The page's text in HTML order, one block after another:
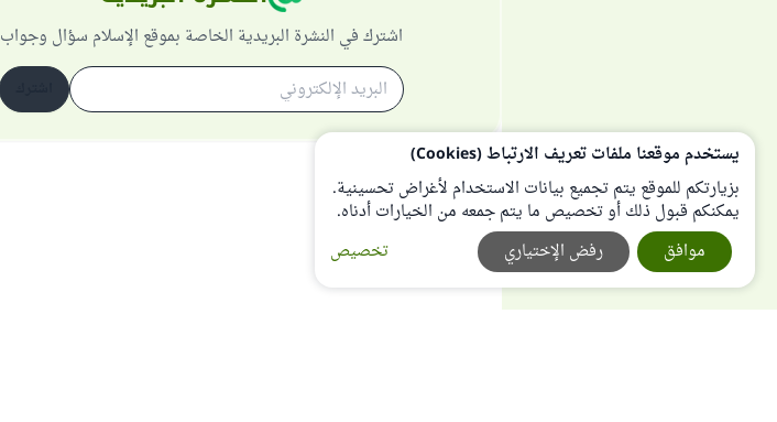
اشترك في النشرة البريدية الخاصة بموقع الإسلام سؤال وجواب
يستخدم موقعنا ملفات تعريف الارتباط (Cookies)
بزيارتكم للموقع يتم تجميع بيانات الاستخدام لأغراض تحسينية.
يمكنكم قبول ذلك أو تخصيص ما يتم جمعه من الخيارات أدناه.
تخصيص
رفض الإختياري موافق